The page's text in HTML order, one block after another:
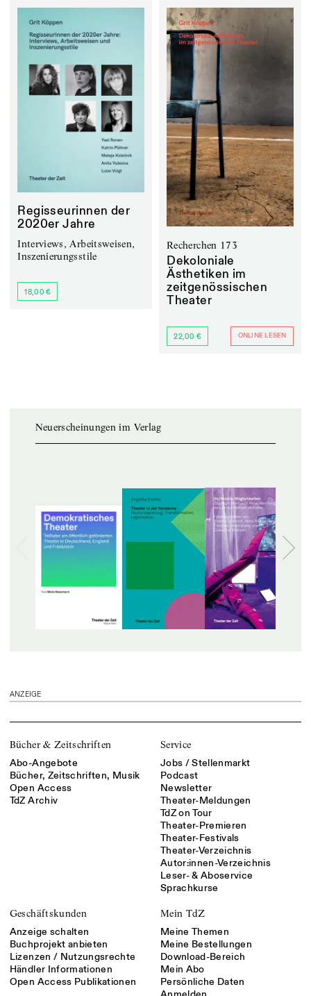
Regisseurinnen der
2020er Jahre
Interviews, Arbeitsweisen,
Inszenierungsstile
18,00 €
Recherchen 173
Dekoloniale
Ästhetiken im
zeitgenössischen
Theater
22,00 € ONLINE LESEN
Neuerscheinungen im Verlag
ANZEIGE
Bücher & Zeitschriften
Abo-Angebote
Bücher, Zeitschriften, Musik
Open Access
TdZ Archiv
Service
Jobs / Stellenmarkt
Podcast
Newsletter
Theater-Meldungen
TdZ on Tour
Theater-Premieren
Theater-Festivals
Theater-Verzeichnis
Autor:innen-Verzeichnis
Leser- & Aboservice
Sprachkurse
Geschäftskunden
Anzeige schalten
Buchprojekt anbieten
Lizenzen / Nutzungsrechte
Händler Informationen
Open Access Publikationen
Mein TdZ
Meine Themen
Meine Bestellungen
Download-Bereich
Mein Abo
Persönliche Daten